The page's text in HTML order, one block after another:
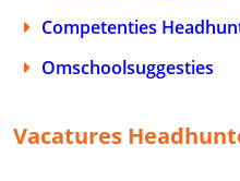
Competenties
Omschoolsuggesties
Vacatures